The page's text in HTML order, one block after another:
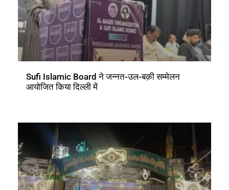
Sufi Islamic Board ने जन्नत-उल-बक़ी सम्मेलन
आयोजित किया दिल्ली में